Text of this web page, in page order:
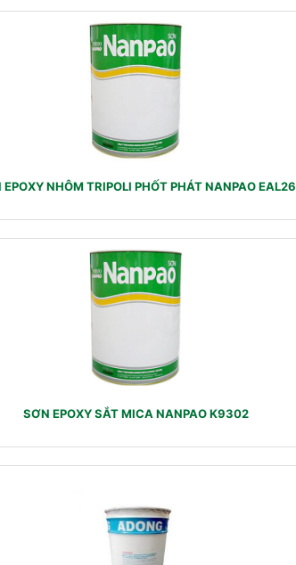
EPOXY NHÔM TRIPOLI PHỐT PHÁT NANPAO EAL26
SƠN EPOXY SẮT MICA NANPAO K9302